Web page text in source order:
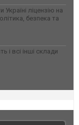
ліцензію на
безпека та
і всі інші склади